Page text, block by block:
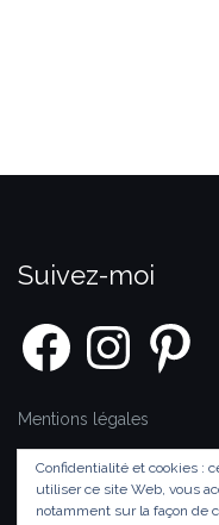
Suivez-moi
FacebookInstagram Pinterest
Mentions légales
© 2020 Laurent
Confidentialité et cookies :
utiliser ce site Web, vous
notamment sur la façon de